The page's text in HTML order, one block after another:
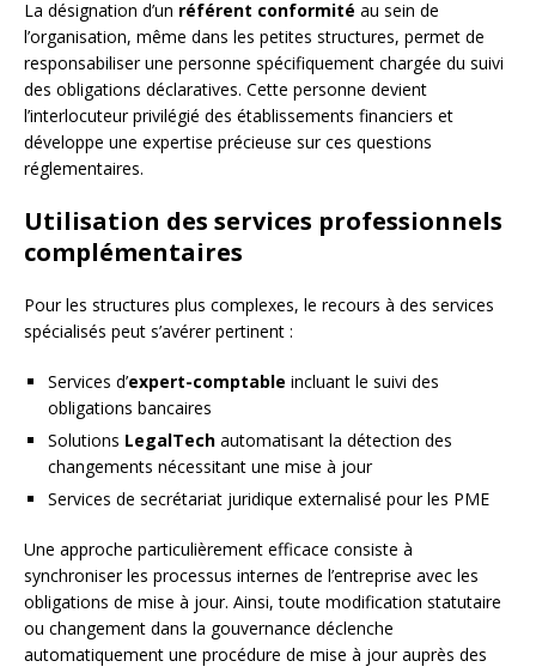
La désignation d’un référent conformité au sein de
l’organisation, même dans les petites structures, permet de
responsabiliser une personne spécifiquement chargée du suivi
des obligations déclaratives. Cette personne devient
l’interlocuteur privilégié des établissements financiers et
développe une expertise précieuse sur ces questions
réglementaires.
Utilisation des services professionnels
complémentaires
Pour les structures plus complexes, le recours à des services
spécialisés peut s’avérer pertinent :
Services d’expert-comptable incluant le suivi des
obligations bancaires
Solutions LegalTech automatisant la détection des
changements nécessitant une mise à jour
Services de secrétariat juridique externalisé pour les PME
Une approche particulièrement efficace consiste à
synchroniser les processus internes de l’entreprise avec les
obligations de mise à jour. Ainsi, toute modification statutaire
ou changement dans la gouvernance déclenche
automatiquement une procédure de mise à jour auprès des